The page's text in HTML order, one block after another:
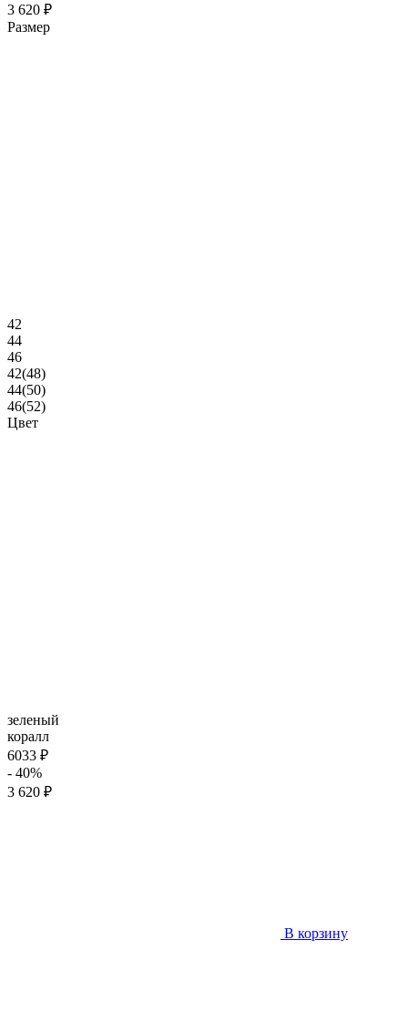
3 620 ₽
Размер
42
44
46
42(48)
44(50)
46(52)
Цвет
зеленый
коралл
6033 ₽
- 40%
3 620 ₽
В корзину